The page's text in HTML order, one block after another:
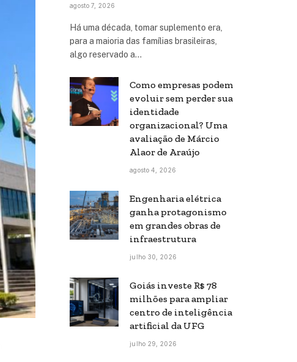
agosto 7, 2026
Há uma década, tomar suplemento era,
para a maioria das famílias brasileiras,
algo reservado a…
Como empresas podem
evoluir sem perder sua
identidade
organizacional? Uma
avaliação de Márcio
Alaor de Araújo
agosto 4, 2026
Engenharia elétrica
ganha protagonismo
em grandes obras de
infraestrutura
julho 30, 2026
Goiás investe R$ 78
milhões para ampliar
centro de inteligência
artificial da UFG
julho 29, 2026